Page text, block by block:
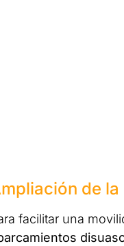
de
facilitar una